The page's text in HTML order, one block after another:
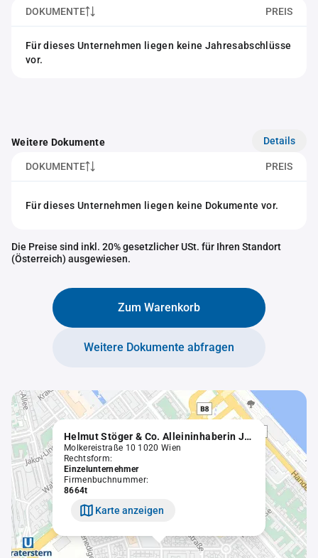
DOKUMENTE PREIS
Für dieses Unternehmen liegen keine Jahresabschlüsse
vor.
Weitere Dokumente Details
DOKUMENTE PREIS
Für dieses Unternehmen liegen keine Dokumente vor.
Die Preise sind inkl. 20% gesetzlicher USt. für Ihren Standort
(Österreich) ausgewiesen.
Zum Warenkorb
Weitere Dokumente abfragen
Helmut Stöger & Co. Alleininhaberin Johanna Czerny
Molkereistraße 10 1020 Wien
Rechtsform:
Einzelunternehmer
Firmenbuchnummer:
8664t
Karte anzeigen